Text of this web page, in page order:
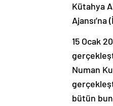
Kütahya
15 Ocak
Numan
bütün